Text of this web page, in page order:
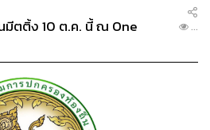
มีตติ้ง 10 ต.ค. นี้ ณ One
...